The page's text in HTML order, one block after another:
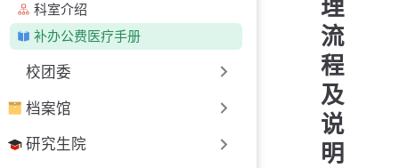
科室介绍
补办公费医疗手册
校团委
档案馆
研究生院
理
流
程
及
说
明